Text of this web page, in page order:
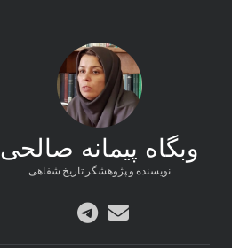
وبگاه پیمانه صالحی
نویسنده و پژوهشگر تاریخ شفاهی
پستtelegram